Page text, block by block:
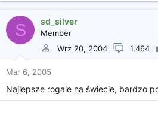
S sd_silver
Member
Wrz 20, 2004
1,464
Mar 6, 2005
Najlepsze rogale na świecie, bardzo